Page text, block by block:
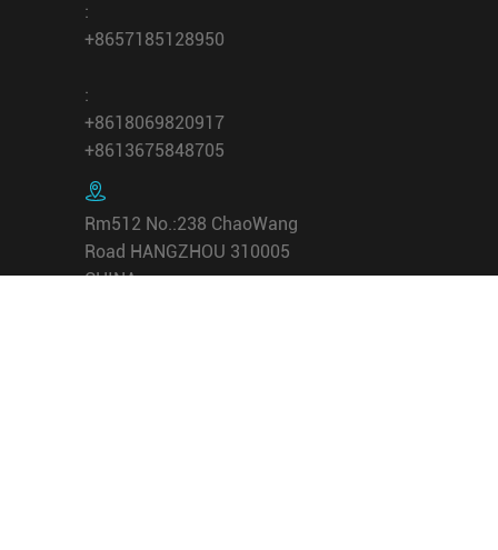
:
+8657185128950
:
+8618069820917
+8613675848705

Rm512 No.:238 ChaoWang
Road HANGZHOU 310005
CHINA